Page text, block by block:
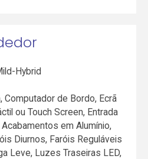
Hybrid
Computador de Bordo, Ecrã
ou Touch Screen, Entrada
em Alumínio,
Diurnos, Faróis Reguláveis
Leve, Luzes Traseiras LED,